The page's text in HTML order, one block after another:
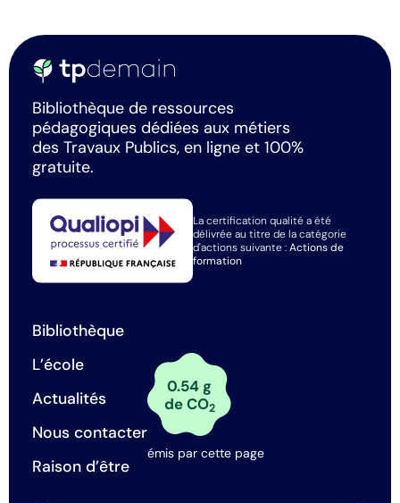
Bibliothèque de ressources
pédagogiques dédiées aux métiers
des Travaux Publics, en ligne et 100%
gratuite.
La certification qualité a été
délivrée au titre de la catégorie
d'actions suivante :Actions de
formation
Bibliothèque
L’école
Actualités
Nous contacter
Raison d’être
0.54 g
de CO2
émis par cette page